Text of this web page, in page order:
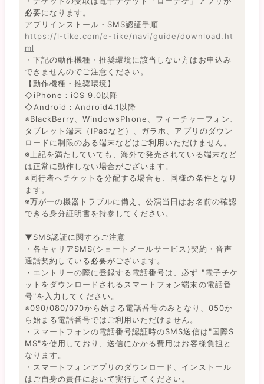
必要になります。
アプリインストール・SMS認証手順
https://l-tike.com/e-tike/navi/guide/download.ht
ml
・下記の動作機種・推奨環境に該当しない方はお申込み
できませんのでご注意ください。
【動作機種・推奨環境】
◇iPhone：iOS 9.0以降
◇Android：Android4.1以降
※BlackBerry、WindowsPhone、フィーチャーフォン、
タブレット端末（iPadなど）、ガラホ、アプリのダウン
ロードに制限のある端末などはご利用いただけません。
※上記を満たしていても、海外で発売されている端末など
は正常に動作しない場合がございます。
※同行者へチケットを分配する場合も、同様の条件となり
ます。
※万が一の機器トラブルに備え、公演当日はお名前の確認
できる身分証明書を持参してください。
▼SMS認証に関するご注意
・各キャリアSMS(ショートメールサービス)契約・音声
通話契約している必要がございます。
・エントリーの際に登録する電話番号は、必ず "電子チケ
ットをダウンロードされるスマートフォン端末の電話番
号"を入力してください。
※090/080/070から始まる電話番号のみとなり、050か
ら始まる電話番号ではご利用いただけません。
・スマートフォンの電話番号認証時のSMS送信は"国際S
MS"を使用しており、送信にかかる費用はお客様負担と
なります。
・スマートフォンアプリのダウンロード、インストール
はご自身の責任において実行してください。